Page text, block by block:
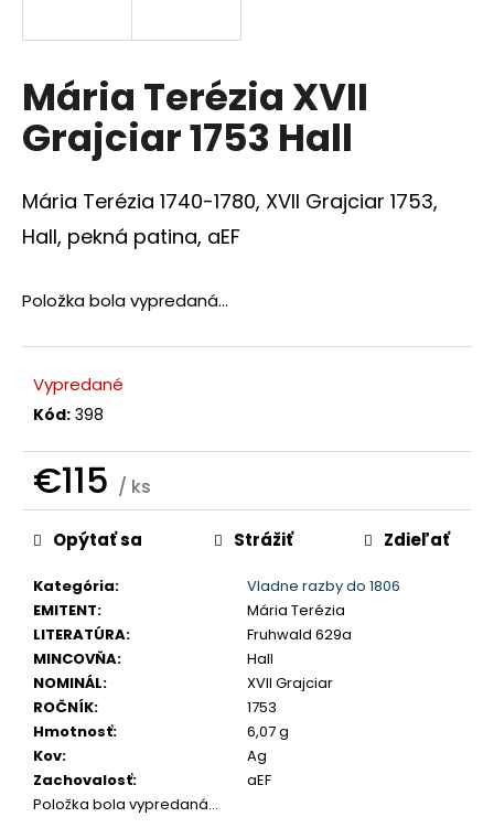
Mária Terézia XVII
Grajciar 1753 Hall
Mária Terézia 1740-1780, XVII Grajciar 1753,
Hall, pekná patina, aEF
Položka bola vypredaná…
Vypredané
Kód: 398
€115 / ks
Jednotková
cena:
Kategória:
Vladne razby do 1806
EMITENT:
Mária Terézia
LITERATÚRA:
Fruhwald 629a
MINCOVŇA:
Hall
NOMINÁL:
XVII Grajciar
ROČNÍK:
1753
Hmotnosť:
6,07 g
Kov:
Ag
Zachovalosť:
aEF
Položka bola vypredaná…
Opýtať sa Strážiť Zdieľať
s
ť
?
d
p
r
ú
č
a
m
e
JOZEF
GRAJCIAR
1769
EVM-
KREMNICA